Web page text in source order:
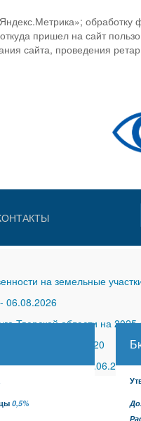
обработку
пришел на сайт
сайта, проведения
на земельные
- 06.08.2026
Тверской области на
30.11.2020
26.06.2026 №27-30.06.2026
0,5%